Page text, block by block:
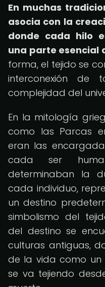
En muchas
asocia con la
donde cada hilo
una parte esencial
forma, el tejido se
interconexión
complejidad del
En la mitología
como las Parcas
eran las
cada ser
determinaban la
cada individuo,
un destino
simbolismo del
del destino se
culturas antiguas,
de la vida como
se va tejiendo